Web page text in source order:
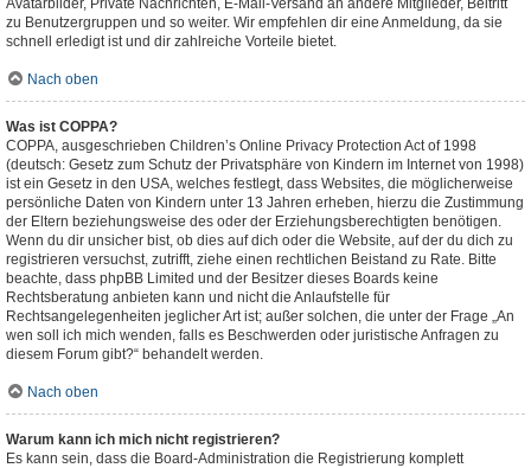
Avatarbilder, Private Nachrichten, E-Mail-Versand an andere Mitglieder, Beitritt
zu Benutzergruppen und so weiter. Wir empfehlen dir eine Anmeldung, da sie
schnell erledigt ist und dir zahlreiche Vorteile bietet.
Nach oben
Was ist COPPA?
COPPA, ausgeschrieben Children’s Online Privacy Protection Act of 1998
(deutsch: Gesetz zum Schutz der Privatsphäre von Kindern im Internet von 1998)
ist ein Gesetz in den USA, welches festlegt, dass Websites, die möglicherweise
persönliche Daten von Kindern unter 13 Jahren erheben, hierzu die Zustimmung
der Eltern beziehungsweise des oder der Erziehungsberechtigten benötigen.
Wenn du dir unsicher bist, ob dies auf dich oder die Website, auf der du dich zu
registrieren versuchst, zutrifft, ziehe einen rechtlichen Beistand zu Rate. Bitte
beachte, dass phpBB Limited und der Besitzer dieses Boards keine
Rechtsberatung anbieten kann und nicht die Anlaufstelle für
Rechtsangelegenheiten jeglicher Art ist; außer solchen, die unter der Frage „An
wen soll ich mich wenden, falls es Beschwerden oder juristische Anfragen zu
diesem Forum gibt?“ behandelt werden.
Nach oben
Warum kann ich mich nicht registrieren?
Es kann sein, dass die Board-Administration die Registrierung komplett